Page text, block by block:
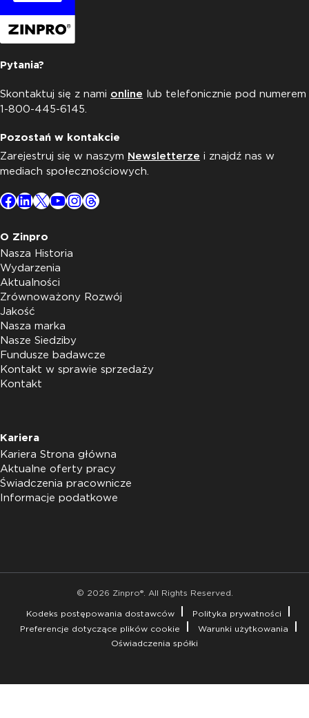
Pytania?
Skontaktuj się z nami online lub telefonicznie pod numerem
1-800-445-6145.
Pozostań w kontakcie
Zarejestruj się w naszym Newsletterze i znajdź nas w
mediach społecznościowych.
Facebook
LinkedIn
X YouTube
Instagram
Threads
O Zinpro
Nasza Historia
Wydarzenia
Aktualności
Zrównoważony Rozwój
Jakość
Nasza marka
Nasze Siedziby
Fundusze badawcze
Kontakt w sprawie sprzedaży
Kontakt
Kariera
Kariera Strona główna
Aktualne oferty pracy
Świadczenia pracownicze
Informacje podatkowe
© 2026 Zinpro®. All Rights Reserved.
Kodeks postępowania dostawców
Polityka prywatności
Preferencje dotyczące plików cookie
Warunki użytkowania
Oświadczenia spółki